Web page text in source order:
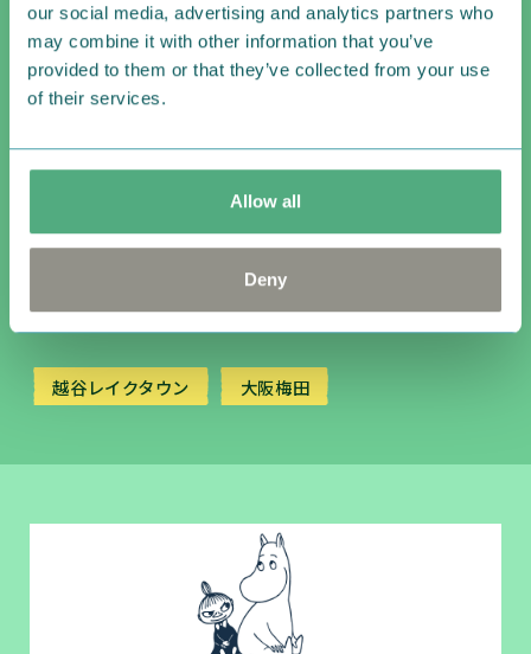
our social media, advertising and analytics partners who
may combine it with other information that you’ve
provided to them or that they’ve collected from your use
of their services.
Allow all
Deny
ムーミンカフェ スタンド
定のドリンクをはじめ、ムーミンのキャラクターをイ
メージした豊富なドリンクメニューと
レンジしたフードなどを提供いたします。ムーミンやし
特別な時間をお楽しみいただ
けます。
越谷レイクタウン 大阪梅田